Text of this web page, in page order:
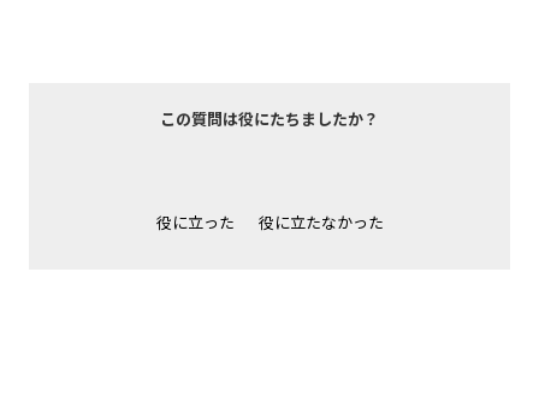
この質問は役にたちましたか？
役に立った 役に立たなかった